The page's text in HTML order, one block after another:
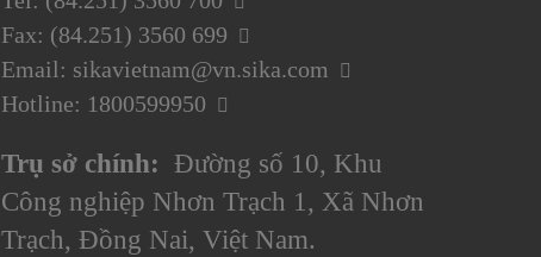
Fax: (84.251) 3560 699
Email: sikavietnam@vn.sika.com
Hotline: 1800599950
Trụ sở chính: Đường số 10, Khu
Công nghiệp Nhơn Trạch 1, Xã Nhơn
Trạch, Đồng Nai, Việt Nam.